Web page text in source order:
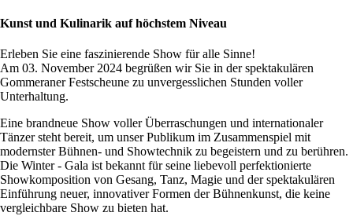
Kunst und Kulinarik auf höchstem Niveau
Erleben Sie eine faszinierende Show für alle Sinne!
Am 03. November 2024 begrüßen wir Sie in der spektakulären
Gommeraner Festscheune zu unvergesslichen Stunden voller
Unterhaltung.
Eine brandneue Show voller Überraschungen und internationaler
Tänzer steht bereit, um unser Publikum im Zusammenspiel mit
modernster Bühnen- und Showtechnik zu begeistern und zu berühren.
Die Winter - Gala ist bekannt für seine liebevoll perfektionierte
Showkomposition von Gesang, Tanz, Magie und der spektakulären
Einführung neuer, innovativer Formen der Bühnenkunst, die keine
vergleichbare Show zu bieten hat.